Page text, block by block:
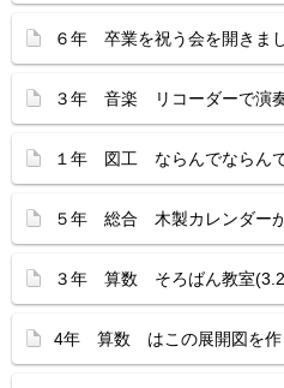
６年 卒業を祝う会を開きま
３年 音楽 リコーダーで演
１年 図工 ならんでならん
５年 総合 木製カレンダー
３年 算数 そろばん教室
4年 算数 はこの展開図を作